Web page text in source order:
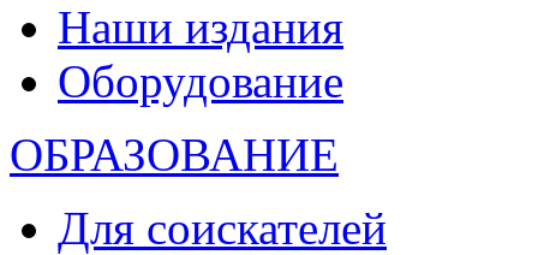
Наши издания
Оборудование
ОБРАЗОВАНИЕ
Для соискателей